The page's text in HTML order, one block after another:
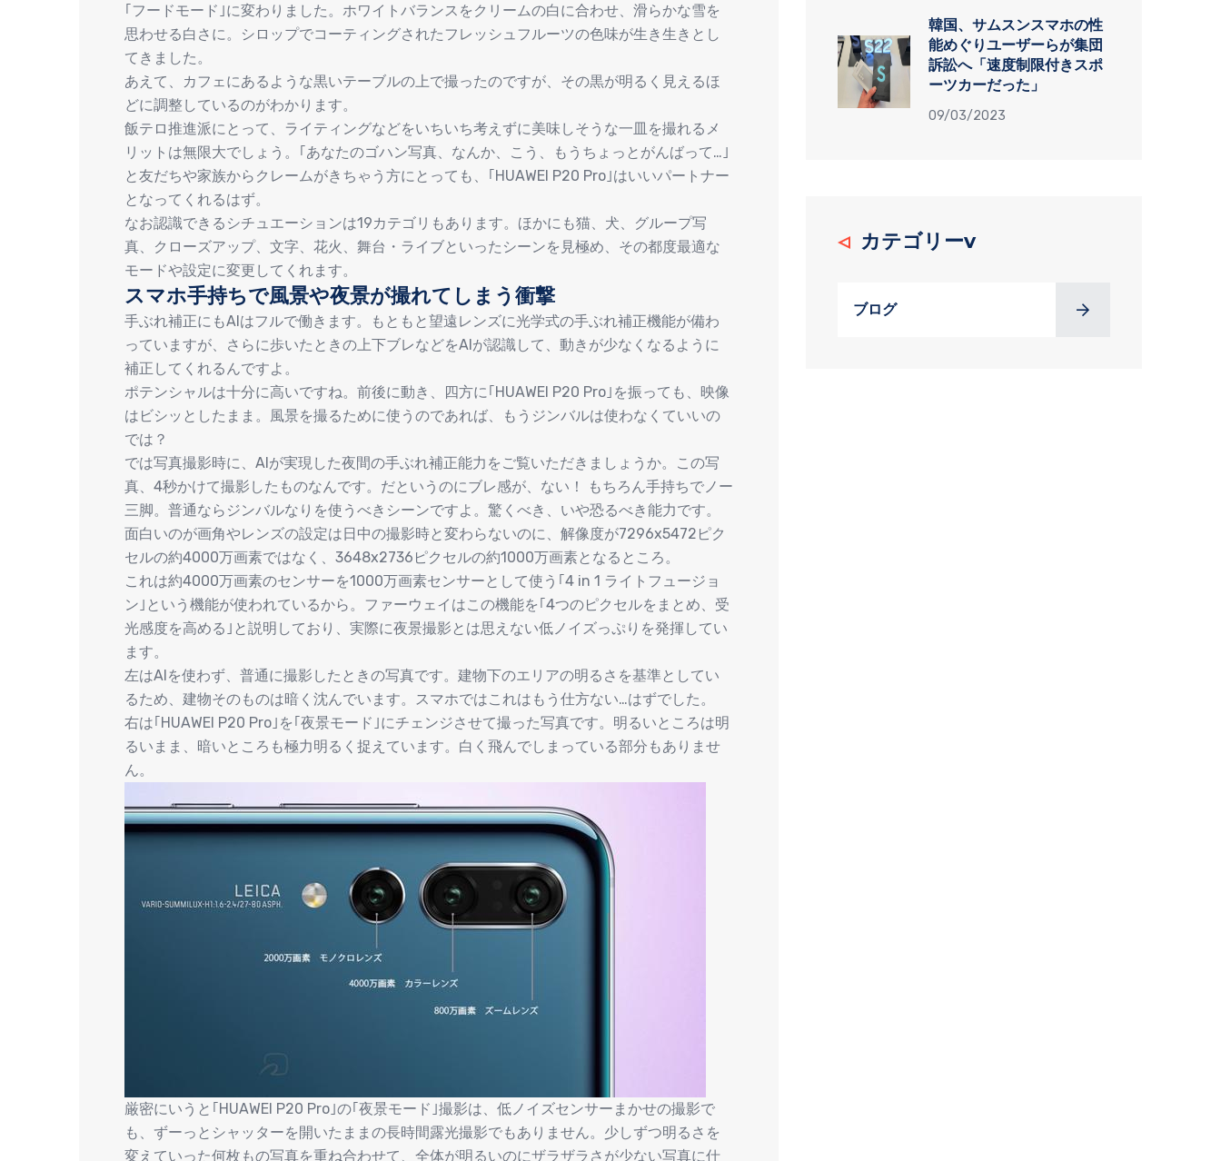
｢フードモード｣に変わりました。ホワイトバランスをクリームの白に合わせ、滑らかな雪を
思わせる白さに。シロップでコーティングされたフレッシュフルーツの色味が生き生きとし
てきました。
あえて、カフェにあるような黒いテーブルの上で撮ったのですが、その黒が明るく見えるほ
どに調整しているのがわかります。
飯テロ推進派にとって、ライティングなどをいちいち考えずに美味しそうな一皿を撮れるメ
リットは無限大でしょう。｢あなたのゴハン写真、なんか、こう、もうちょっとがんばって…｣
と友だちや家族からクレームがきちゃう方にとっても、｢HUAWEI P20 Pro｣はいいパートナー
となってくれるはず。
なお認識できるシチュエーションは19カテゴリもあります。ほかにも猫、犬、グループ写
真、クローズアップ、文字、花火、舞台・ライブといったシーンを見極め、その都度最適な
モードや設定に変更してくれます。
スマホ手持ちで風景や夜景が撮れてしまう衝撃
手ぶれ補正にもAIはフルで働きます。もともと望遠レンズに光学式の手ぶれ補正機能が備わ
っていますが、さらに歩いたときの上下ブレなどをAIが認識して、動きが少なくなるように
補正してくれるんですよ。
ポテンシャルは十分に高いですね。前後に動き、四方に｢HUAWEI P20 Pro｣を振っても、映像
はビシッとしたまま。風景を撮るために使うのであれば、もうジンバルは使わなくていいの
では？
では写真撮影時に、AIが実現した夜間の手ぶれ補正能力をご覧いただきましょうか。この写
真、4秒かけて撮影したものなんです。だというのにブレ感が、ない！ もちろん手持ちでノー
三脚。普通ならジンバルなりを使うべきシーンですよ。驚くべき、いや恐るべき能力です。
面白いのが画角やレンズの設定は日中の撮影時と変わらないのに、解像度が7296x5472ピク
セルの約4000万画素ではなく、3648x2736ピクセルの約1000万画素となるところ。
これは約4000万画素のセンサーを1000万画素センサーとして使う｢4 in 1 ライトフュージョ
ン｣という機能が使われているから。ファーウェイはこの機能を｢4つのピクセルをまとめ、受
光感度を高める｣と説明しており、実際に夜景撮影とは思えない低ノイズっぷりを発揮してい
ます。
左はAIを使わず、普通に撮影したときの写真です。建物下のエリアの明るさを基準としてい
るため、建物そのものは暗く沈んでいます。スマホではこれはもう仕方ない…はずでした。
右は｢HUAWEI P20 Pro｣を｢夜景モード｣にチェンジさせて撮った写真です。明るいところは明
るいまま、暗いところも極力明るく捉えています。白く飛んでしまっている部分もありませ
ん。
厳密にいうと｢HUAWEI P20 Pro｣の｢夜景モード｣撮影は、低ノイズセンサーまかせの撮影で
も、ずーっとシャッターを開いたままの長時間露光撮影でもありません。少しずつ明るさを
変えていった何枚もの写真を重ね合わせて、全体が明るいのにザラザラさが少ない写真に仕
韓国、サムスンスマホの性
能めぐりユーザーらが集団
訴訟へ「速度制限付きスポ
ーツカーだった」
09/03/2023
カテゴリーv
ブログ